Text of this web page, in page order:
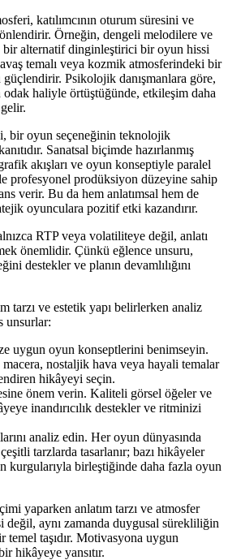
katılımcının oturum süresini ve
Örneğin, dengeli melodilere ve
bir alternatif dinginleştirici bir oyun hissi
temalı veya kozmik atmosferindeki bir
Psikolojik danışmanlara göre,
odak haliyle örtüştüğünde, etkileşim daha
bir oyun seçeneğinin teknolojik
Sanatsal biçimde hazırlanmış
akışları ve oyun konseptiyle paralel
profesyonel prodüksiyon düzeyine sahip
verir. Bu da hem anlatımsal hem de
oyunculara pozitif etki kazandırır.
RTP veya volatiliteye değil, anlatı
önemlidir. Çünkü eğlence unsuru,
destekler ve planın devamlılığını
tarzı ve estetik yapı belirlerken analiz
unsurlar:
uygun oyun konseptlerini benimseyin.
nostaljik hava veya hayali temalar
hikâyeyi seçin.
önem verin. Kaliteli görsel öğeler ve
inandırıcılık destekler ve ritminizi
analiz edin. Her oyun dünyasında
tarzlarda tasarlanır; bazı hikâyeler
kurgularıyla birleştiğinde daha fazla oyun
yaparken anlatım tarzı ve atmosfer
değil, aynı zamanda duygusal sürekliliğin
temel taşıdır. Motivasyona uygun
hikâyeye yansıtır.